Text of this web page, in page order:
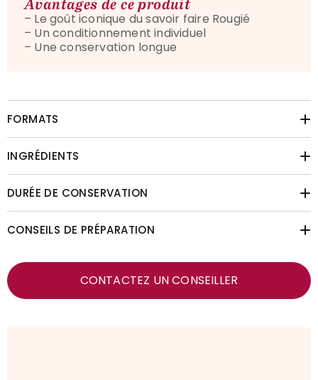
Avantages de ce produit
– Le goût iconique du savoir faire Rougié
– Un conditionnement individuel
– Une conservation longue
FORMATS
INGRÉDIENTS
DURÉE DE CONSERVATION
CONSEILS DE PRÉPARATION
CONTACTEZ UN CONSEILLER